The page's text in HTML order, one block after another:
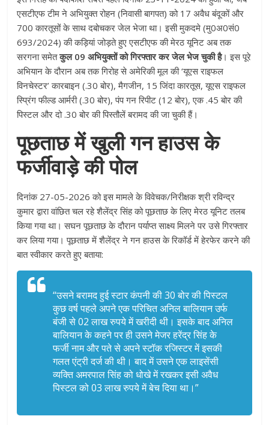
एसटीएफ टीम ने अभियुक्त रोहन (निवासी बागपत) को 17 अवैध बंदूकों और
700 कारतूसों के साथ दबोचकर जेल भेजा था। इसी मुकदमे (मु0अ0सं0
693/2024) की कड़ियां जोड़ते हुए एसटीएफ की मेरठ यूनिट अब तक
सरगना समेतकुल 09 अभियुक्तों को गिरफ्तार कर जेल भेज चुकी है। इस पूरे
अभियान के दौरान अब तक गिरोह से अमेरिकी मूल की ‘यूएस राइफल
विनचेस्टर’ कारबाइन (.30 बोर), मैगजीन, 15 जिंदा कारतूस, यूएस राइफल
स्प्रिंग फील्ड आर्मरी (.30 बोर), पंप गन रिपीट (12 बोर), एक .45 बोर की
पिस्टल और दो .30 बोर की पिस्तौलें बरामद की जा चुकी हैं।
पूछताछ में खुली गन हाउस के
फर्जीवाड़े की पोल
दिनांक 27-05-2026 को इस मामले के विवेचक/निरीक्षक श्री रविन्द्र
कुमार द्वारा वांछित चल रहे शैलेंद्र सिंह को पूछताछ के लिए मेरठ यूनिट तलब
किया गया था। सघन पूछताछ के दौरान पर्याप्त साक्ष्य मिलने पर उसे गिरफ्तार
कर लिया गया। पूछताछ में शैलेंद्र ने गन हाउस के रिकॉर्ड में हेरफेर करने की
बात स्वीकार करते हुए बताया:
“उसने बरामद हुई स्टार कंपनी की 30 बोर की पिस्टल
कुछ वर्ष पहले अपने एक परिचित अनिल बालियान उर्फ
बंजी से 02 लाख रुपये में खरीदी थी । इसके बाद अनिल
बालियान के कहने पर ही उसने मेजर हरेंद्र सिंह के
फर्जी नाम और पते से अपने स्टॉक रजिस्टर में इसकी
गलत एंट्री दर्ज की थी । बाद में उसने एक लाइसेंसी
व्यक्ति अमरपाल सिंह को धोखे में रखकर इसी अवैध
पिस्टल को 03 लाख रुपये में बेच दिया था ।”